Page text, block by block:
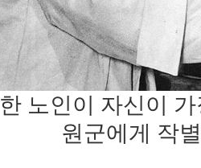
한 노인이 자신이
원군에게 작